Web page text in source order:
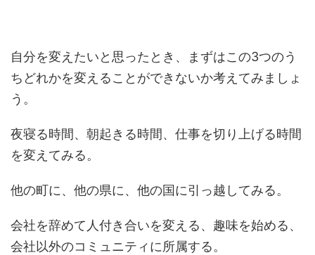
自分を変えたいと思ったとき、まずはこの3つのう
ちどれかを変えることができないか考えてみましょ
う。
夜寝る時間、朝起きる時間、仕事を切り上げる時間
を変えてみる。
他の町に、他の県に、他の国に引っ越してみる。
会社を辞めて人付き合いを変える、趣味を始める、
会社以外のコミュニティに所属する。